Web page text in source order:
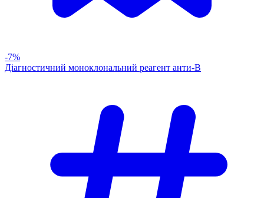
-7%
Діагностичний моноклональний реагент анти-В